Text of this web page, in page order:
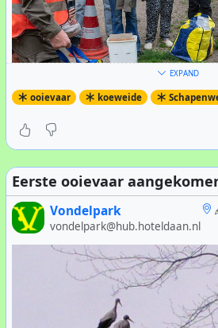
Zoals ieder jaar wordt het karwei
ervaren ringerEngbert van Oort,
Marina den Ouden en Ruud
gemeente Amsterdam.
Op het nest bij deKoeweide
levend jong aangetroffen. De
waren volgens ervaren
week geleden nog in leven.
EXPAND
ooievaar koeweide
Eerste ooievaar
Vondelpark
vondelpark@hub.hoteldaan.nl